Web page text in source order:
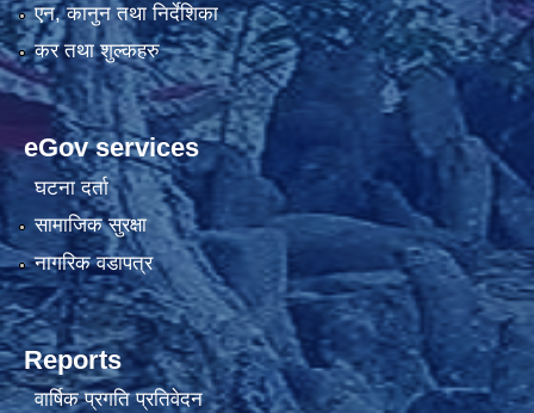
एन, कानुन तथा निर्देशिका
कर तथा शुल्कहरु
eGov services
घटना दर्ता
सामाजिक सुरक्षा
नागरिक वडापत्र
Reports
वार्षिक प्रगति प्रतिवेदन